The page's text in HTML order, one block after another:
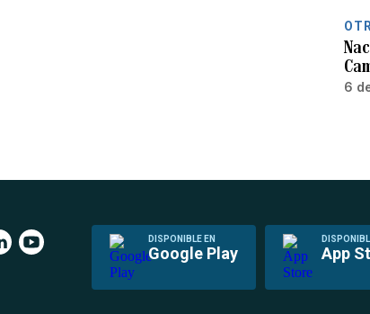
6
DISPONIBLE EN
Google Play App